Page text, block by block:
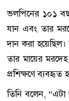
ভলপিনের ১০১
যান এবং তার
দান করা হয়েছিল।
তার মায়ের মরদেহ
প্রশিক্ষণে ব্যবহৃত
তিনি বলেন,